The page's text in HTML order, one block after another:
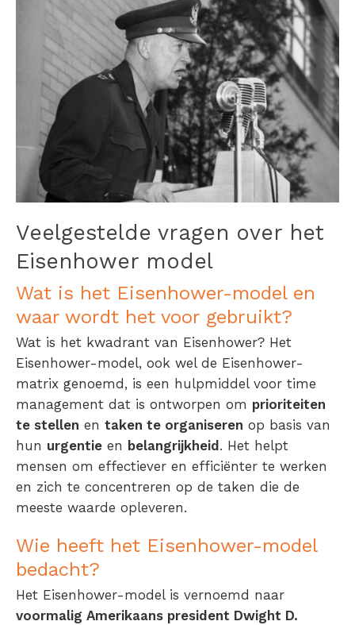
Veelgestelde vragen over het
Eisenhower model
Wat is het Eisenhower-model en
waar wordt het voor gebruikt?
Wat is het kwadrant van Eisenhower? Het
Eisenhower-model, ook wel de Eisenhower-
matrix genoemd, is een hulpmiddel voor time
management dat is ontworpen om prioriteiten
te stellen en taken te organiseren op basis van
hun urgentie en belangrijkheid . Het helpt
mensen om effectiever en efficiënter te werken
en zich te concentreren op de taken die de
meeste waarde opleveren.
Wie heeft het Eisenhower-model
bedacht?
Het Eisenhower-model is vernoemd naar
voormalig Amerikaans president Dwight D.